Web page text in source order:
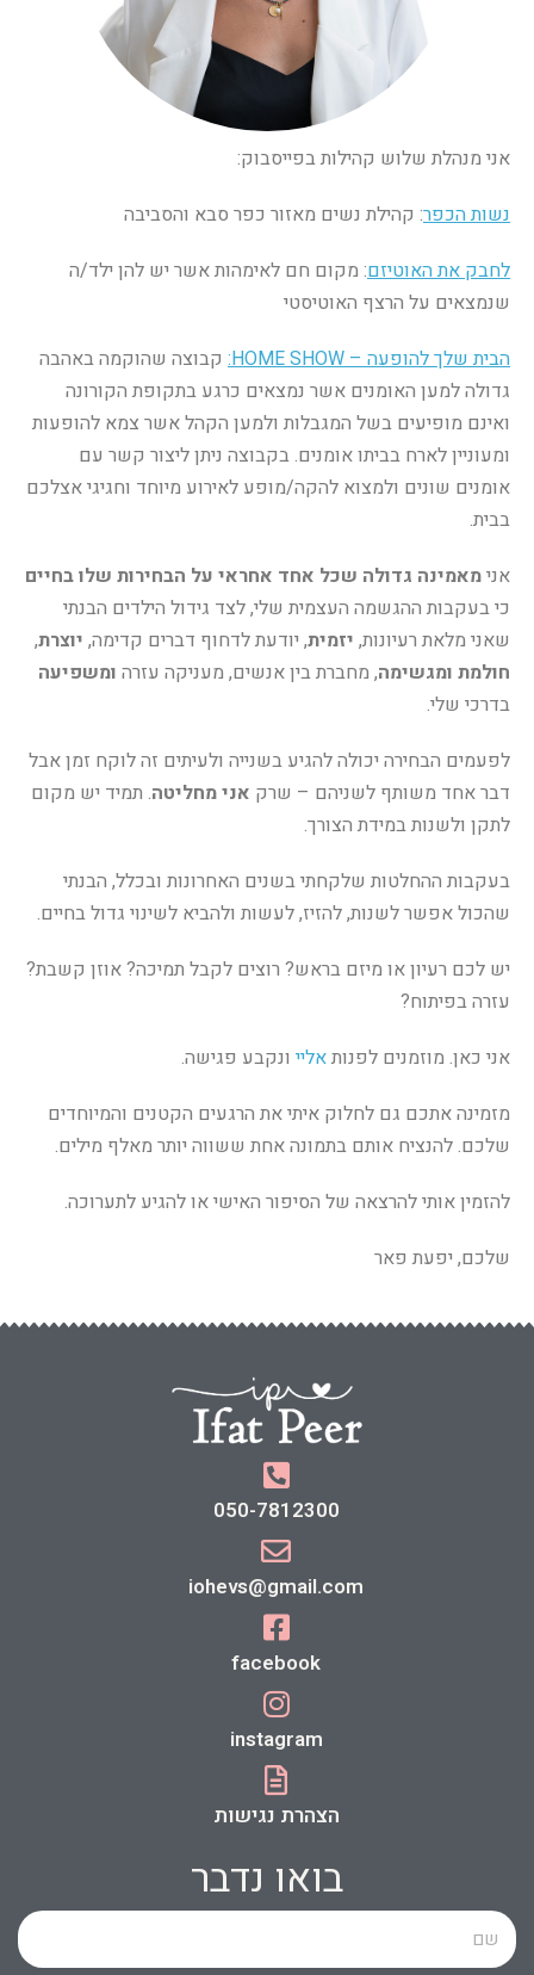
אני מנהלת שלוש קהילות בפייסבוק:
נשות הכפר: קהילת נשים מאזור כפר סבא והסביבה
לחבק את האוטיזם: מקום חם לאימהות אשר יש להן ילד/ה
שנמצאים על הרצף האוטיסטי
הבית שלך להופעה –HOME SHOW
: קבוצה שהוקמה באהבה
גדולה למען האומנים אשר נמצאים כרגע בתקופת הקורונה
ואינם מופיעים בשל המגבלות ולמען הקהל אשר צמא להופעות
ומעוניין לארח בביתו אומנים. בקבוצה ניתן ליצור קשר עם
אומנים שונים ולמצוא להקה/מופע לאירוע מיוחד וחגיגי אצלכם
בבית.
אנימאמינה גדולה שכל אחד אחראי על הבחירות שלו בחיים
כי בעקבות ההגשמה העצמית שלי, לצד גידול הילדים הבנתי
שאני מלאת רעיונות, יזמית, יודעת לדחוף דברים קדימה, יוצרת,
חולמת ומגשימה, מחברת בין אנשים, מעניקה עזרה ומשפיעה
בדרכי שלי.
לפעמים הבחירה יכולה להגיע בשנייה ולעיתים זה לוקח זמן אבל
דבר אחד משותף לשניהם – שרק אני מחליטה. תמיד יש מקום
לתקן ולשנות במידת הצורך.
בעקבות ההחלטות שלקחתי בשנים האחרונות ובכלל, הבנתי
שהכול אפשר לשנות, להזיז, לעשות ולהביא לשינוי גדול בחיים.
יש לכם רעיון או מיזם בראש? רוצים לקבל תמיכה? אוזן קשבת?
עזרה בפיתוח?
אני כאן. מוזמנים לפנותאליי ונקבע פגישה.
מזמינה אתכם גם לחלוק איתי את הרגעים הקטנים והמיוחדים
שלכם. להנציח אותם בתמונה אחת ששווה יותר מאלף מילים.
להזמין אותי להרצאה של הסיפור האישי או להגיע לתערוכה.
שלכם, יפעת פאר
050-7812300
iohevs@gmail.com
facebook
instagram
הצהרת נגישות
בואו נדבר